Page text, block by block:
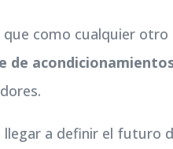
que como cualquier otro
de
llegar a definir el futuro